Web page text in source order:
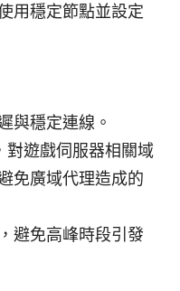
用穩定節點並設定
與穩定連線。
遊戲伺服器相關域
免廣域代理造成的
避免高峰時段引發